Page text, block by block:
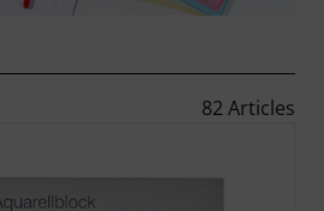
82 Articles